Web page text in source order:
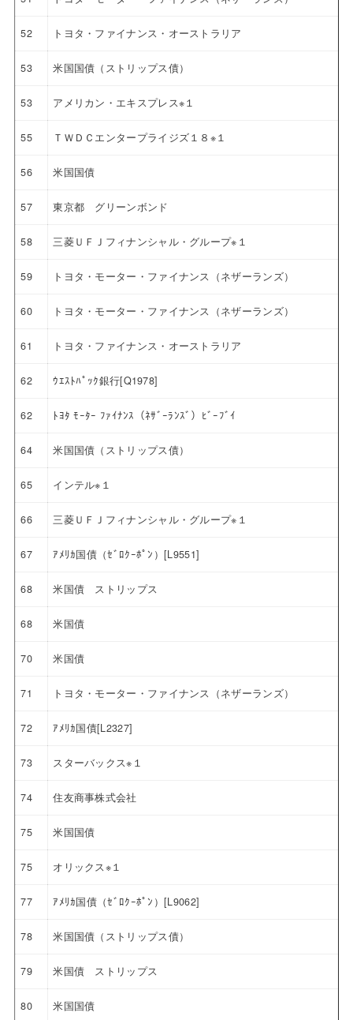
52 トヨタ・ファイナンス・オーストラリア
53 米国国債（ストリップス債）
53 アメリカン・エキスプレス※１
55 ＴＷＤＣエンタープライジズ１８※１
56 米国国債
57 東京都 グリーンボンド
58 三菱ＵＦＪフィナンシャル・グループ※１
59 トヨタ・モーター・ファイナンス（ネザーランズ）
60 トヨタ・モーター・ファイナンス（ネザーランズ）
61 トヨタ・ファイナンス・オーストラリア
62 ｳｴｽﾄﾊﾟｯｸ銀行[Q1978]
62 ﾄﾖﾀ ﾓｰﾀｰ ﾌｧｲﾅﾝｽ（ﾈｻﾞｰﾗﾝｽﾞ）ﾋﾞｰﾌﾞｲ
64 米国国債（ストリップス債）
65 インテル※１
66 三菱ＵＦＪフィナンシャル・グループ※１
67 ｱﾒﾘｶ国債（ｾﾞﾛｸｰﾎﾟﾝ）[L9551]
68 米国債 ストリップス
68 米国債
70 米国債
71 トヨタ・モーター・ファイナンス（ネザーランズ）
72 ｱﾒﾘｶ国債[L2327]
73 スターバックス※１
74 住友商事株式会社
75 米国国債
75 オリックス※１
77 ｱﾒﾘｶ国債（ｾﾞﾛｸｰﾎﾟﾝ）[L9062]
78 米国国債（ストリップス債）
79 米国債 ストリップス
80 米国国債